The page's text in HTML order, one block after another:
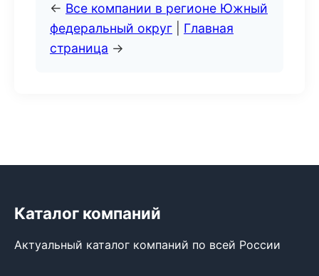
← Все компании в регионе Южный
федеральный округ
Главная
страница →
Каталог компаний
Актуальный каталог компаний по всей России